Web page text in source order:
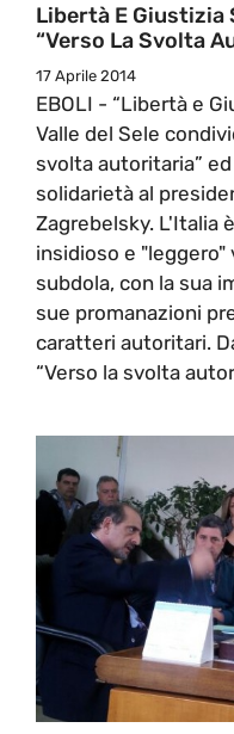
Libertà E Giustizia
“Verso La Svolta
17 Aprile 2014
EBOLI - “Libertà e
Valle del Sele
svolta autoritaria”
solidarietà al
Zagrebelsky. L'Italia
insidioso e "leggero"
subdola, con la sua
sue promanazioni
caratteri autoritari.
“Verso la svolta